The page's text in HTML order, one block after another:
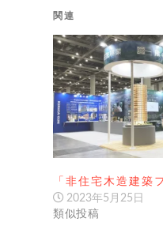
関連
「非住宅木造建築
2023年5月25日
類似投稿